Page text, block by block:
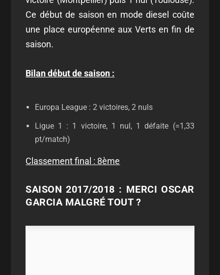
Ce début de saison en mode diesel coûte
une place européenne aux Verts en fin de
saison.
Bilan début de saison :
Europa League : 2 victoires, 2 nuls
Ligue 1 : 1 victoire, 1 nul, 1 défaite (=1,33
pt/match)
Classement final : 8ème
SAISON 2017/2018 : MERCI OSCAR
GARCIA MALGRÉ TOUT ?